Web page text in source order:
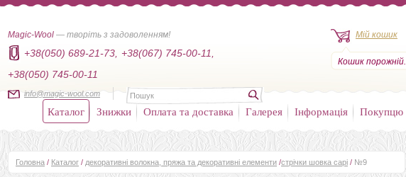
Magic-Wool — творіть з задоволенням!
+38(050) 689-21-73,
+38(067) 745-00-11,
+38(050) 745-00-11
info@magic-wool.com
Мій кошик
Кошик порожній.
Каталог Знижки Оплата та доставка Галерея Інформація Покупцю
Головна / Каталог / декоративні волокна, пряжа та декоративні елементи /стрічки шовка сарі / №9